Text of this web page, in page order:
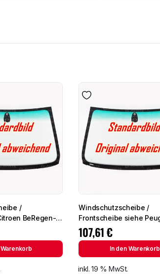
/
BeRegen-
Windschutzscheibe /
Frontscheibe siehe Peugeot
Partner 96- (2724)
107,61€
In den Warenkorb
inkl. 19 % MwSt.